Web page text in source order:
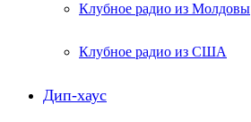
Клубное радио из Молдовы
Клубное радио из США
Дип-хаус